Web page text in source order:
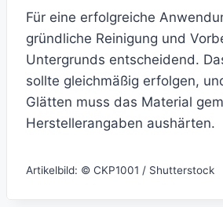
Für eine erfolgreiche
gründliche Reinigung und
Untergrunds entscheidend.
sollte gleichmäßig erfolgen,
Glätten muss das Material
Herstellerangaben aushärten.
Artikelbild: © CKP1001 / Shutterstock